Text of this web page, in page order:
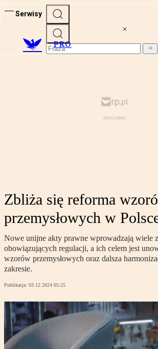
Serwisy
PRO
Zbliża się reforma
przemysłowych w
Nowe unijne akty prawne wprowadzają wiele
obowiązujących regulacji, a ich celem jest
wzorów przemysłowych oraz dalsza
zakresie.
Publikacja: 03.12.2024 05:25